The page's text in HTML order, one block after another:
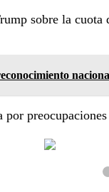
sobre la